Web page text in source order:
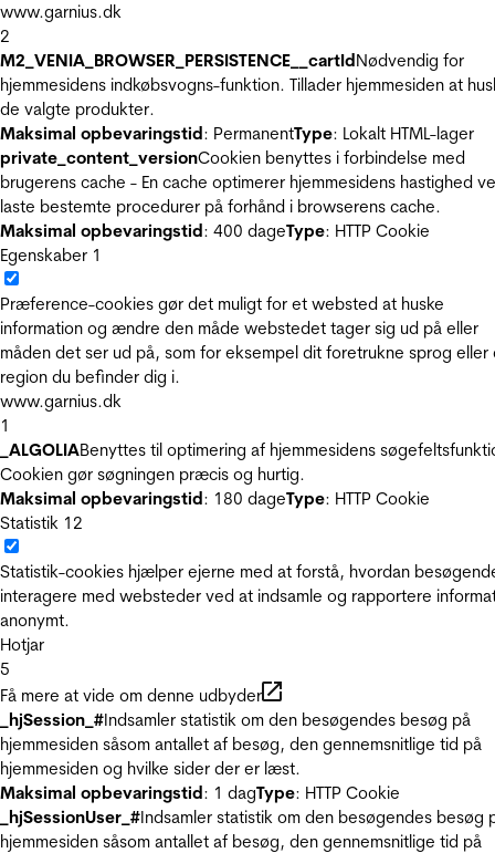
www.garnius.dk
2
M2_VENIA_BROWSER_PERSISTENCE__cartIdNødvendig for
hjemmesidens indkøbsvogns-funktion. Tillader hjemmesiden at
de valgte produkter.
Maksimal opbevaringstid: PermanentType: Lokalt HTML-lager
private_content_versionCookien benyttes i forbindelse med
brugerens cache - En cache optimerer hjemmesidens hastighed
laste bestemte procedurer på forhånd i browserens cache.
Maksimal opbevaringstid: 400 dageType: HTTP Cookie
Egenskaber 1
Præference-cookies gør det muligt for et websted at huske
information og ændre den måde webstedet tager sig ud på eller
måden det ser ud på, som for eksempel dit foretrukne sprog eller
region du befinder dig i.
www.garnius.dk
1
_ALGOLIABenyttes til optimering af hjemmesidens
Cookien gør søgningen præcis og hurtig.
Maksimal opbevaringstid: 180 dageType: HTTP Cookie
Statistik 12
Statistik-cookies hjælper ejerne med at forstå, hvordan
interagere med websteder ved at indsamle og rapportere
anonymt.
Hotjar
5
Få mere at vide om denne udbyder
_hjSession_#Indsamler statistik om den besøgendes besøg på
hjemmesiden såsom antallet af besøg, den gennemsnitlige tid på
hjemmesiden og hvilke sider der er læst.
Maksimal opbevaringstid: 1 dagType: HTTP Cookie
_hjSessionUser_#Indsamler statistik om den besøgendes besøg
hjemmesiden såsom antallet af besøg, den gennemsnitlige tid på